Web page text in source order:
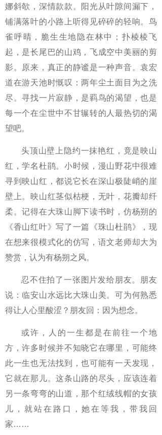
娜斜欹，深情款款。阳光从叶隙间漏下，
铺满落叶的小路上听得见碎碎的轻响。鸟
雀呼晴，脆生生地隐在林中；扑棱棱飞
起，是长尾巴的山鸡，飞成空中美丽的剪
影。原来，真正的静谧是一种声音。袁宏
道在游天池时慨叹：两年尘土面目为之洗
尽。寻找一片寂静，是羁鸟的渴望，也是
每一个在尘世中不甘辗转的人最热切的渴
望吧。
头顶山壁上隐约一抹艳红，竟是映山
红，学名杜鹃。小时候，漫山野花中很难
寻到映山红，都说它长在深山极陡峭的崖
壁上。映山红茎似枯梗，无叶，花瓣却纤
柔。记得在大珠山脚下读书时，仿杨朔的
《香山红叶》写了一篇《珠山杜鹃》，现
在想来很模式化的仿写，语文老师却大为
赞赏，认为有杨朔之风。
忍不住拍了一张图片发给朋友。朋友
说：临安山水远比大珠山美。可为何熟悉
得让人心里酸涩？朋友回：因为想念。
或许，人的一生都是在前往一个地
方，许多时候并不知晓它在哪里，可能终
此一生也无法找到，也可能有一天发现，
它就在那儿。这条山路的尽头，应该连着
另一条弯弯的山道，那个红绒线帽的女孩
儿，就站在路口，她在等我，带我回
家……